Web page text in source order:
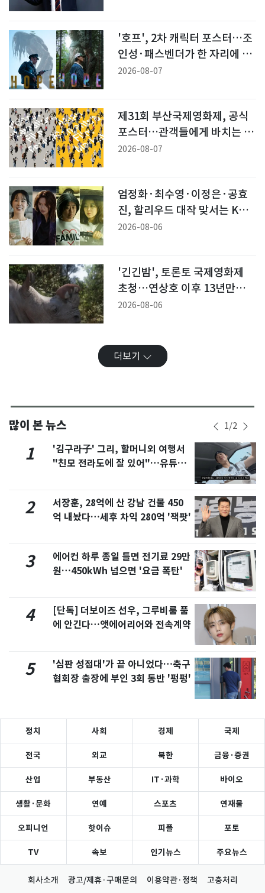
'호프', 2차 캐릭터 포스터…조
인성·패스벤더가 한 자리에 [N
컷]
2026-08-07
제31회 부산국제영화제, 공식
포스터…관객들에게 바치는 초
상 [N컷]
2026-08-07
엄정화·최수영·이정은·공효
진, 할리우드 대작 맞서는 K여
배우들 [N이슈]
2026-08-06
'긴긴밤', 토론토 국제영화제
초청…연상호 이후 13년만의
K-애니
2026-08-06
더보기
많이 본 뉴스 1/2
1
'김구라子' 그리, 할머니외 여행서
"친모 전라도에 잘 있어"…유튜브
2
서장훈, 28억에 산 강남 건물 450
억 내놨다…세후 차익 280억 '잭팟'
3
에어컨 하루 종일 틀면 전기료 29만
원…450kWh 넘으면 '요금 폭탄'
4
[단독] 더보이즈 선우, 그루비룸 품
에 안긴다…앳에어리어와 전속계약
5
'심판 성접대'가 끝 아니었다…축구
협회장 출장에 부인 3회 동반 '펑펑'
정치 사회 경제 국제
전국 외교 북한 금융·증권
산업 부동산 IT·과학 바이오
생활·문화 연예 스포츠 연재물
오피니언 핫이슈 피플 포토
TV 속보 인기뉴스 주요뉴스
회사소개 광고/제휴·구매문의 이용약관·정책 고충처리